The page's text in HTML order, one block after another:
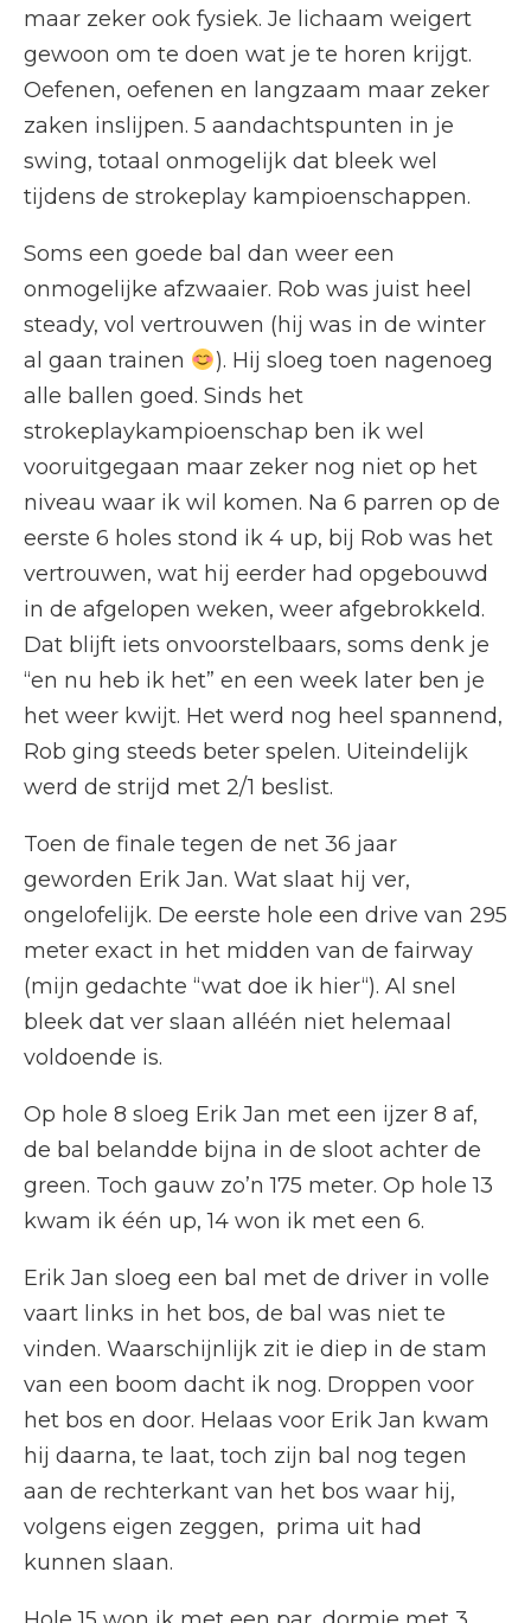
maar zeker ook fysiek. Je lichaam weigert
gewoon om te doen wat je te horen krijgt.
Oefenen, oefenen en langzaam maar zeker
zaken inslijpen. 5 aandachtspunten in je
swing, totaal onmogelijk dat bleek wel
tijdens de strokeplay kampioenschappen.
Soms een goede bal dan weer een
onmogelijke afzwaaier. Rob was juist heel
steady, vol vertrouwen (hij was in de winter
al gaan trainen
). Hij sloeg toen nagenoeg
alle ballen goed. Sinds het
strokeplaykampioenschap ben ik wel
vooruitgegaan maar zeker nog niet op het
niveau waar ik wil komen. Na 6 parren op de
eerste 6 holes stond ik 4 up, bij Rob was het
vertrouwen, wat hij eerder had opgebouwd
in de afgelopen weken, weer afgebrokkeld.
Dat blijft iets onvoorstelbaars, soms denk je
“en nu heb ik het” en een week later ben je
het weer kwijt. Het werd nog heel spannend,
Rob ging steeds beter spelen. Uiteindelijk
werd de strijd met 2/1 beslist.
Toen de finale tegen de net 36 jaar
geworden Erik Jan. Wat slaat hij ver,
ongelofelijk. De eerste hole een drive van 295
meter exact in het midden van de fairway
(mijn gedachte “wat doe ik hier“). Al snel
bleek dat ver slaan alléén niet helemaal
voldoende is.
Op hole 8 sloeg Erik Jan met een ijzer 8 af,
de bal belandde bijna in de sloot achter de
green. Toch gauw zo’n 175 meter. Op hole 13
kwam ik één up, 14 won ik met een 6.
Erik Jan sloeg een bal met de driver in volle
vaart links in het bos, de bal was niet te
vinden. Waarschijnlijk zit ie diep in de stam
van een boom dacht ik nog. Droppen voor
het bos en door. Helaas voor Erik Jan kwam
hij daarna, te laat, toch zijn bal nog tegen
aan de rechterkant van het bos waar hij,
volgens eigen zeggen, prima uit had
kunnen slaan.